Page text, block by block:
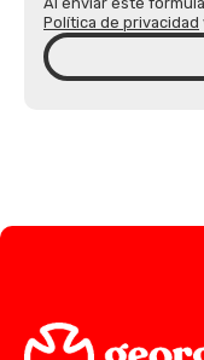
Política de privacidad